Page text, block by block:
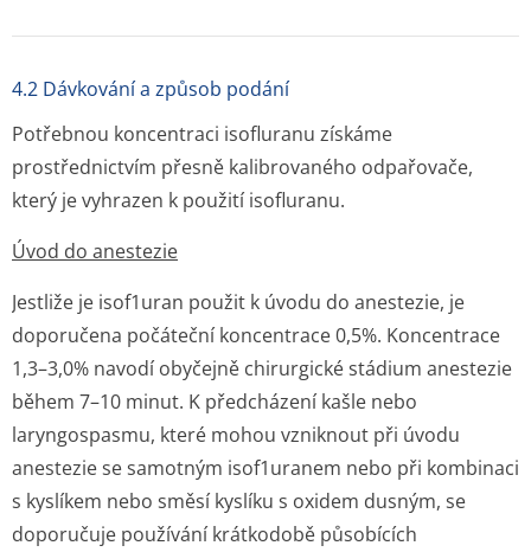
4.2 Dávkování a způsob podání
Potřebnou koncentraci isofluranu získáme
prostřednictvím přesně kalibrovaného odpařovače,
který je vyhrazen k použití isofluranu.
Úvod do anestezie
Jestliže je isof1uran použit k úvodu do anestezie, je
doporučena počáteční koncentrace 0,5%. Koncentrace
1,3–3,0% navodí obyčejně chirurgické stádium anestezie
během 7–10 minut. K předcházení kašle nebo
laryngospasmu, které mohou vzniknout při úvodu
anestezie se samotným isof1uranem nebo při kombinaci
s kyslíkem nebo směsí kyslíku s oxidem dusným, se
doporučuje používání krátkodobě působících